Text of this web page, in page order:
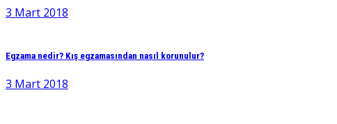
3 Mart 2018
Egzama nedir? Kış egzamasından nasıl korunulur?
3 Mart 2018